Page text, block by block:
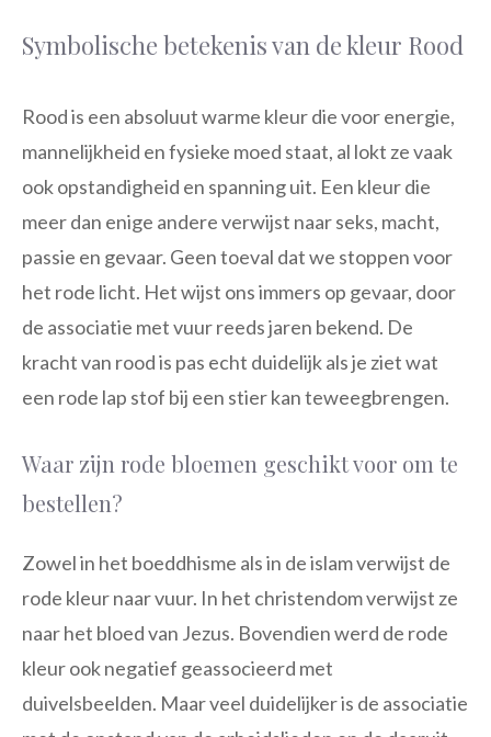
Symbolische betekenis van de kleur Rood
Rood is een absoluut warme kleur die voor energie,
mannelijkheid en fysieke moed staat, al lokt ze vaak
ook opstandigheid en spanning uit. Een kleur die
meer dan enige andere verwijst naar seks, macht,
passie en gevaar. Geen toeval dat we stoppen voor
het rode licht. Het wijst ons immers op gevaar, door
de associatie met vuur reeds jaren bekend. De
kracht van rood is pas echt duidelijk als je ziet wat
een rode lap stof bij een stier kan teweegbrengen.
Waar zijn rode bloemen geschikt voor om te
bestellen?
Zowel in het boeddhisme als in de islam verwijst de
rode kleur naar vuur. In het christendom verwijst ze
naar het bloed van Jezus. Bovendien werd de rode
kleur ook negatief geassocieerd met
duivelsbeelden. Maar veel duidelijker is de associatie